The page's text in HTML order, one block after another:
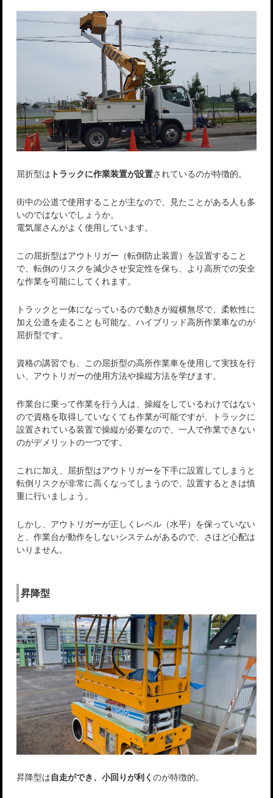
屈折型は トラックに作業装置が設置されているのが特徴的。
街中の公道で使用することが主なので、見たことがある人も多
いのではないでしょうか。
電気屋さんがよく使用しています。
この屈折型はアウトリガー（転倒防止装置）を設置すること
で、転倒のリスクを減少させ安定性を保ち、より高所での安全
な作業を可能にしてくれます。
トラックと一体になっているので動きが縦横無尽で、柔軟性に
加え公道を走ることも可能な、ハイブリッド高所作業車なのが
屈折型です。
資格の講習でも、この屈折型の高所作業車を使用して実技を行
い、アウトリガーの使用方法や操縦方法を学びます。
作業台に乗って作業を行う人は、操縦をしているわけではない
ので資格を取得していなくても作業が可能ですが、トラックに
設置されている装置で操縦が必要なので、一人で作業できない
のがデメリットの一つです。
これに加え、屈折型はアウトリガーを下手に設置してしまうと
転倒リスクが非常に高くなってしまうので、設置するときは慎
重に行いましょう。
しかし、アウトリガーが正しくレベル（水平）を保っていない
と、作業台が動作をしないシステムがあるので、さほど心配は
いりません。
昇降型
昇降型は自走ができ、小回りが利くのが特徴的。